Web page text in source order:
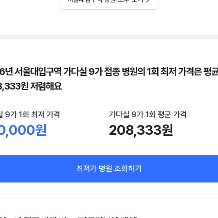
서울대입구역 가다실 9가 접종 병원의 1회 최저 가격은 평
원 저렴해요
9가 1회 최저 가격
원
가다실 9가 1회 평균 가격
208,333원
최저가 병원 조회하기